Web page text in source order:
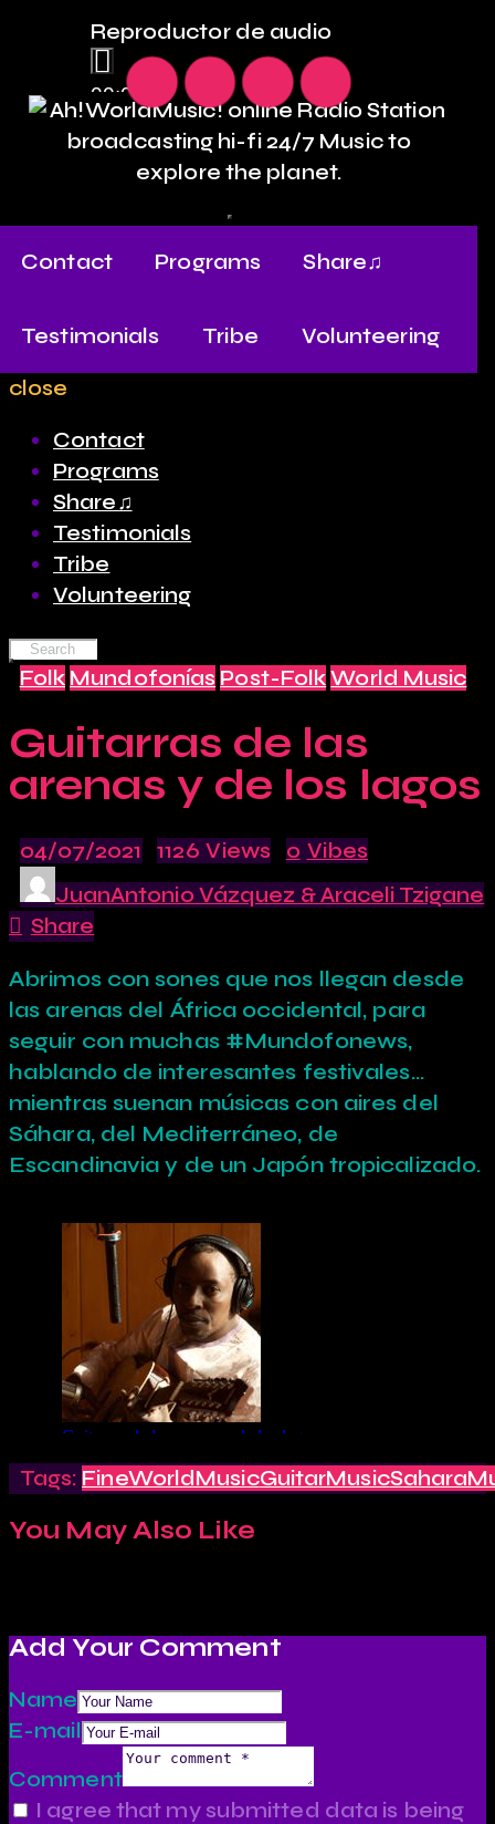
Reproductor de audio
00:00
00:00
Contact Programs Share♫
Testimonials Tribe Volunteering
close
Contact
Programs
Share♫
Testimonials
Tribe
Volunteering
Folk Mundofonías Post-FolkWorld Music
Guitarras de las
arenas y de los lagos
04/07/2021 1126 Views 0 Vibes
JuanAntonio Vázquez & Araceli Tzigane
Share
Abrimos con sones que nos llegan desde
las arenas del África occidental, para
seguir con muchas #Mundofonews,
hablando de interesantes festivales…
mientras suenan músicas con aires del
Sáhara, del Mediterráneo, de
Escandinavia y de un Japón tropicalizado.
Tags: FineWorldMusicGuitarMusic
You May Also Like
Add Your Comment
Name
E-mail
Comment
I agree that my submitted data is being